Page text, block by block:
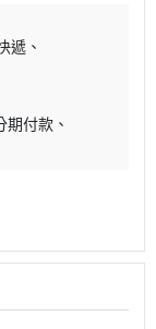
遞
期付款